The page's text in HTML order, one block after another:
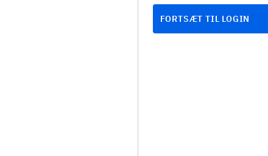
FORTSÆT TIL LOGIN